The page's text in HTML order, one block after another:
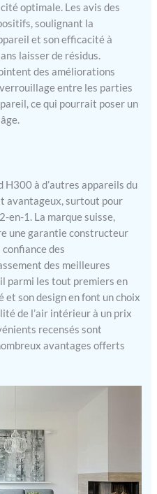
optimale. Les avis des
soulignant la
et son efficacité à
laisser de résidus.
des améliorations
verrouillage entre les parties
ce qui pourrait poser un
H300 à d’autres appareils du
avantageux, surtout pour
en-1. La marque suisse,
une garantie constructeur
des
des meilleures
parmi les tout premiers en
et son design en font un choix
de l’air intérieur à un prix
recensés sont
avantages offerts